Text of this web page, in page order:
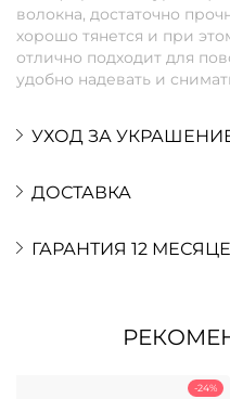
волокна, достаточно
хорошо тянется и при
отлично подходит для
удобно надевать и
УХОД ЗА
ДОСТАВКА
ГАРАНТИЯ 12
-24%